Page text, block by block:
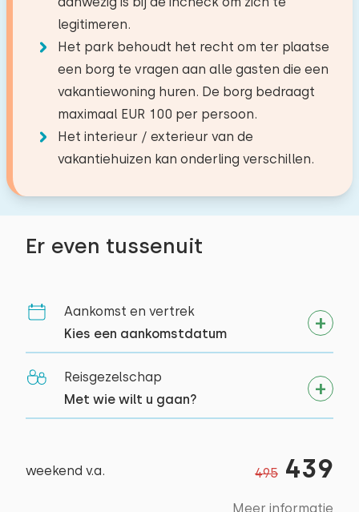
Er even tussenuit
Aantal baby's −
Aantal huisdieren − +
Wissen Toepassen
Aankomst en vertrek
Kies een aankomstdatum
Reisgezelschap
Met wie wilt u gaan?
weekend v.a. 495 439
Meer informatie
legitimeren.
Het park behoudt het recht om ter plaatse
een borg te vragen aan alle gasten die een
vakantiewoning huren. De borg bedraagt
maximaal EUR 100 per persoon.
Het interieur / exterieur van de
vakantiehuizen kan onderling verschillen.
Koelkast met vriesvak
Filter koffiezetapparaat
Waterkoker
Buiten
Tuin
Toegankelijkheid
Volledig op begane grond
Slaapkamer 2
Verdieping:
Begane grond
Slaapplaatsen: 2
Afmetingen: 160 x 200
Toilet
Douchecabine
Dorp/stadcentrum
Bos
1,3 km
Recreatieplas
0,0 km
Viswater
3,6 km
Golfbaan
Nationaal park
Vliegveld
40,6 km
Bushalte
0,8 km
Activiteiten in de
Wandelen
Fietsen
Zwemmen